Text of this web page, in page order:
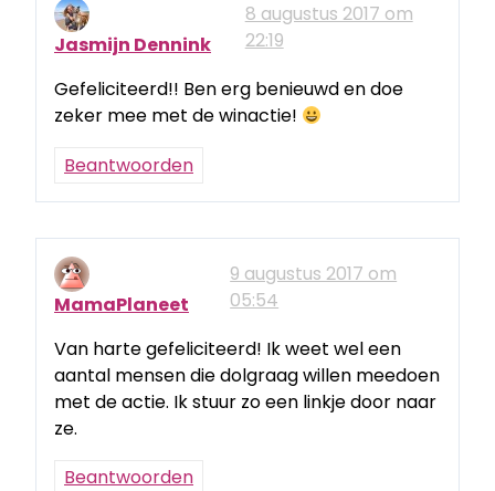
Jasmijn Dennink
8 augustus 2017 om
22:19
Gefeliciteerd!! Ben erg benieuwd en doe
zeker mee met de winactie!
Beantwoorden
MamaPlaneet
9 augustus 2017 om
05:54
Van harte gefeliciteerd! Ik weet wel een
aantal mensen die dolgraag willen meedoen
met de actie. Ik stuur zo een linkje door naar
ze.
Beantwoorden